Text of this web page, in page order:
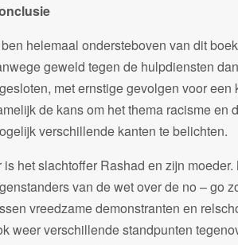
helemaal ondersteboven van dit
geweld tegen de hulpdiensten
met ernstige gevolgen voor
de kans om het thema racisme
verschillende kanten te belichten.
is het slachtoffer Rashad en zijn
van de wet over de no – go
vreedzame demonstranten en
weer verschillende standpunten